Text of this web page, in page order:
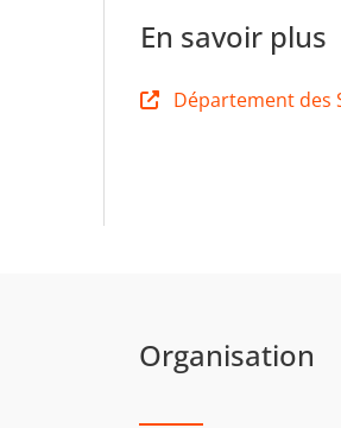
En savoir plus
Département des
Organisation